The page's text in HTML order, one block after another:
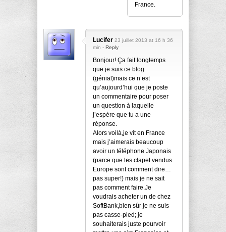
France.
Lucifer 23 juillet 2013 at 16 h 36
min - Reply
Bonjour! Ça fait longtemps
que je suis ce blog
(génial)mais ce n’est
qu’aujourd’hui que je poste
un commentaire pour poser
un question à laquelle
j’espère que tu a une
réponse.
Alors voilà,je vit en France
mais j’aimerais beaucoup
avoir un téléphone Japonais
(parce que les clapet vendus
Europe sont comment dire…
pas super!) mais je ne sait
pas comment faire.Je
voudrais acheter un de chez
SoftBank,bien sûr je ne suis
pas casse-pied; je
souhaiterais juste pourvoir